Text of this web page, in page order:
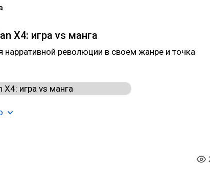
X4: игра vs манга
нарративной революции в своем жанре и точка